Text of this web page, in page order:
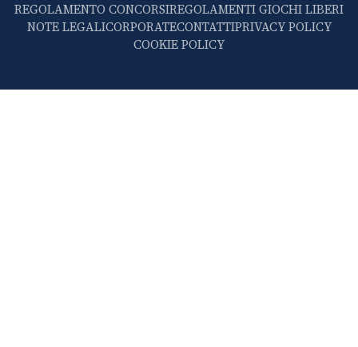
REGOLAMENTO CONCORSIREGOLAMENTI GIOCHI LIBERI
NOTE LEGALICORPORATECONTATTIPRIVACY POLICY
COOKIE POLICY